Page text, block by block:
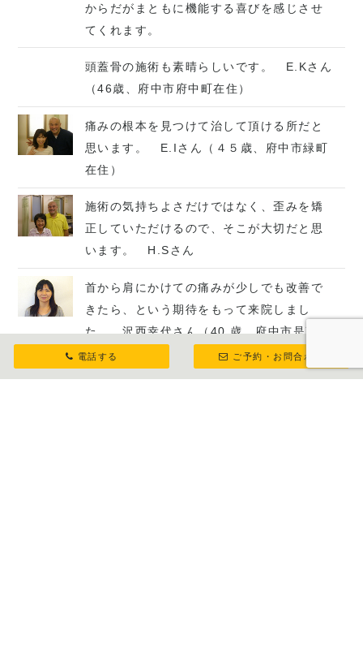
からだがまともに機能する喜びを感じさせ
てくれます。
頭蓋骨の施術も素晴らしいです。 E.Kさん
（46歳、府中市府中町在住）
痛みの根本を見つけて治して頂ける所だと
思います。 E.Iさん（４５歳、府中市緑町
在住）
施術の気持ちよさだけではなく、歪みを矯
正していただけるので、そこが大切だと思
います。 H.Sさん
首から肩にかけての痛みが少しでも改善で
きたら、という期待をもって来院しまし
た。 沢西幸代さん（40 歳 府中市是政在
住）
電話する ご予約・お問合わせ